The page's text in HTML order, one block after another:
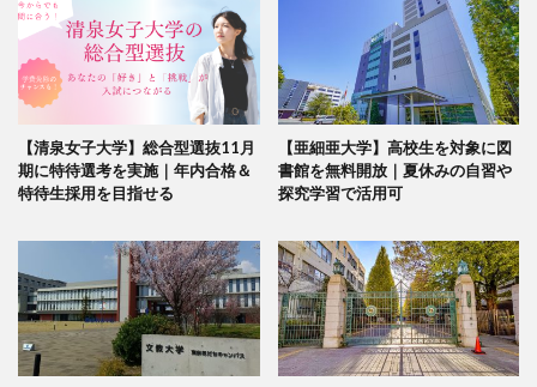
【清泉女子大学】総合型選抜11月
期に特待選考を実施｜年内合格＆
特待生採用を目指せる
【亜細亜大学】高校生を対象に図
書館を無料開放｜夏休みの自習や
探究学習で活用可